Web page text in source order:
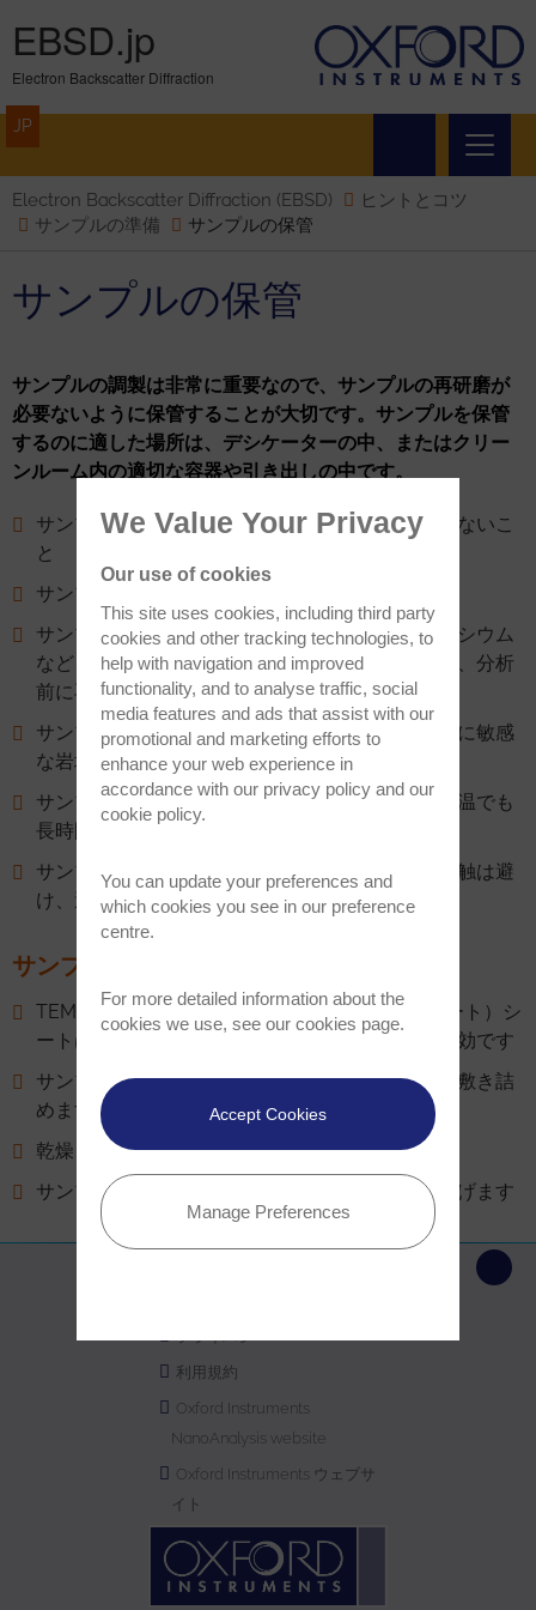
EBSD.jp
Electron Backscatter Diffraction
JP
Electron Backscatter Diffraction (EBSD)
ヒントとコツ
サンプルの準備
サンプルの保管
サンプルの保管
サンプルの調製は非常に重要なので、サンプルの再研磨が
必要ないように保管することが大切です。サンプルを保管
するのに適した場所は、デシケーターの中、またはクリー
ンルーム内の適切な容器や引き出しの中です。
サンプル表面にはホコリやその他の粒子が堆積しないこ
と
サンプル表面に傷が付いたり、変形していない
サンプルに酸化物層が生成されていない（マグネシウム
など、一部の物質ではこれが不可避な場合があり、分析
前に再研磨が必要）
サンプルは水分を吸収しない。これは湿気に非常に敏感
な岩塩、鉄などの材料が関係します
サンプルは低温を保つ。多くの金属において、室温でも
長時間かけて再結晶が生じることに注意します。
サンプルを移動する必要がある場合、表面との接触は避
け、適切なサンプル容器を使用してください。
サンプルの汚れを落とすコツ：
TEM レプリカ作成用レプリケーション（アセテート）シ
ートは、サンプル表面のゴミやホコリの除去に有効です
サンプルにアセトンをかけ、アセテートシートを敷き詰
めます
乾燥させます
サンプルの検査が必要な場合は、シートを持ち上げます
プライバシー
利用規約
Oxford Instruments
NanoAnalysis website
Oxford Instruments ウェブサ
イト
We Value Your Privacy
Our use of cookies
This site uses cookies, including third party
cookies and other tracking technologies, to
help with navigation and improved
functionality, and to analyse traffic, social
media features and ads that assist with our
promotional and marketing efforts to
enhance your web experience in
accordance with our privacy policy and our
cookie policy.
You can update your preferences and
which cookies you see in our preference
centre.
For more detailed information about the
cookies we use, see our cookies page.
Accept Cookies
Manage Preferences